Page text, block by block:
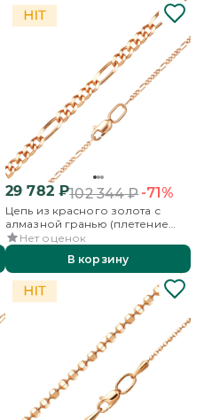
29 782₽102 344₽-71%
Цепь из красного золота с
алмазной гранью (плетение
«Фигаро»)
Нет оценок
В корзину